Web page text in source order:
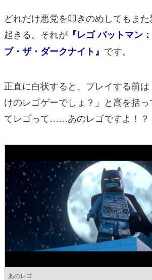
どれだけ悪党を叩きのめしてもま
起きる。それが 『レゴ バットマン
ブ・ザ・ダークナイト』 です。
正直に白状すると、プレイする前
けのレゴゲーでしょ？」と高を括
てレゴって……あのレゴですよ！？
あのレゴ